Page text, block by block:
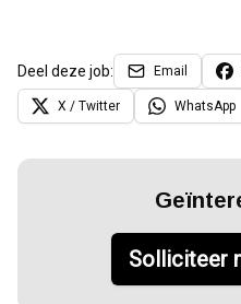
Deel deze job: Email
X / Twitter WhatsApp
Solliciteer